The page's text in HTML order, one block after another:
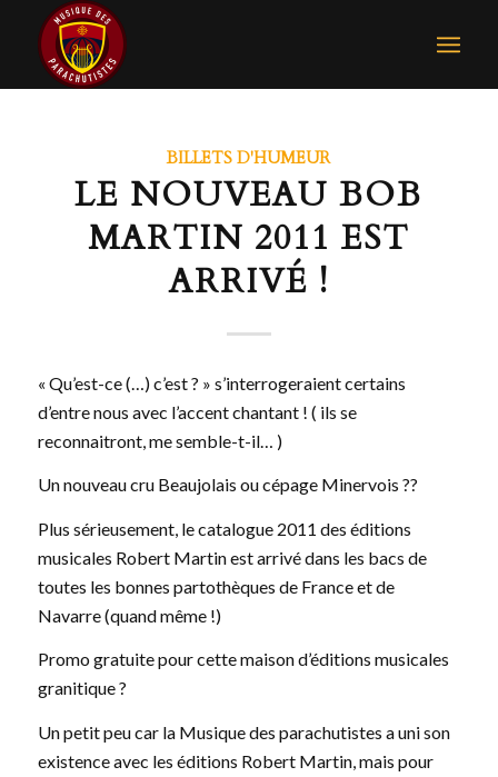
BILLETS D'HUMEUR
LE NOUVEAU BOB
MARTIN 2011 EST
ARRIVÉ !
« Qu’est-ce (…) c’est ? » s’interrogeraient certains
d’entre nous avec l’accent chantant ! ( ils se
reconnaitront, me semble-t-il… )
Un nouveau cru Beaujolais ou cépage Minervois ??
Plus sérieusement, le catalogue 2011 des éditions
musicales Robert Martin est arrivé dans les bacs de
toutes les bonnes partothèques de France et de
Navarre (quand même !)
Promo gratuite pour cette maison d’éditions musicales
granitique ?
Un petit peu car la Musique des parachutistes a uni son
existence avec les éditions Robert Martin, mais pour